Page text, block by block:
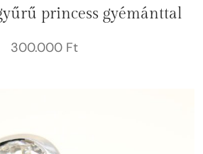
princess gyémánttal
300.000 Ft